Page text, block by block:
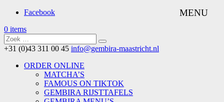
Facebook
0 items
+31 (0)43 311 00 45 info@gembira-maastricht.nl
ORDER ONLINE
MATCHA’S
FAMOUS ON TIKTOK
GEMBIRA RIJSTTAFELS